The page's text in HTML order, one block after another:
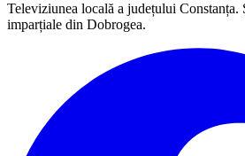
Televiziunea locală a județului Constanța.
imparțiale din Dobrogea.